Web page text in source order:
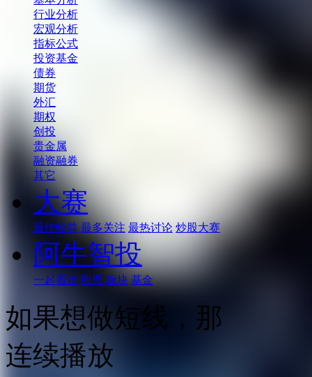
行业分析
宏观分析
指标公式
投资基金
债券
期货
外汇
期权
创投
贵金属
融资融券
其它
大赛
最佳收益 最多关注 最热讨论 炒股大赛
阿牛智投
一起看盘 股票 板块 基金
如果想做短线，那
连续播放